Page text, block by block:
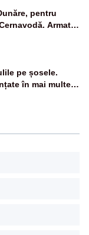
pentru
Armata
devia apa
pe șosele.
în mai multe